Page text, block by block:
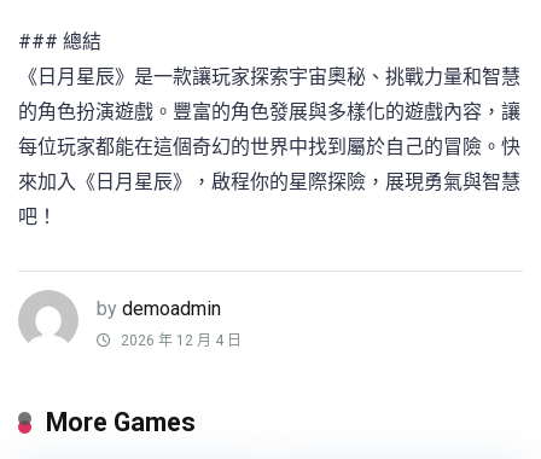
### 總結
《日月星辰》是一款讓玩家探索宇宙奧秘、挑戰力量和智慧
的角色扮演遊戲。豐富的角色發展與多樣化的遊戲內容，讓
每位玩家都能在這個奇幻的世界中找到屬於自己的冒險。快
來加入《日月星辰》，啟程你的星際探險，展現勇氣與智慧
吧！
by demoadmin
2026 年 12 月 4 日
More Games